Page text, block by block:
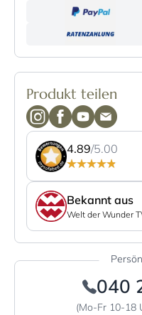
Produkt teilen
4.89/5.00
Bekannt aus
Welt der Wunder
040
(Mo-Fr 10-18